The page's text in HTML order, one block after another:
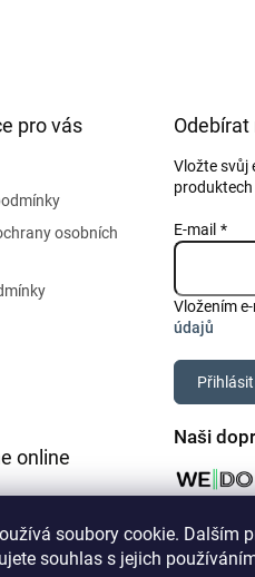
soubory cookie. Dalším
souhlas s jejich
pro vás
osobních
Vložte svůj
E-mail
Vložením
údajů
online
Naši